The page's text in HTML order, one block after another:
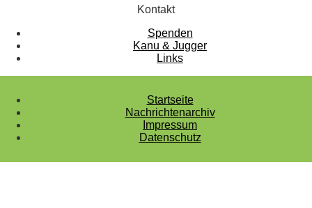
Kontakt
Spenden
Kanu & Jugger
Links
Startseite
Nachrichtenarchiv
Impressum
Datenschutz